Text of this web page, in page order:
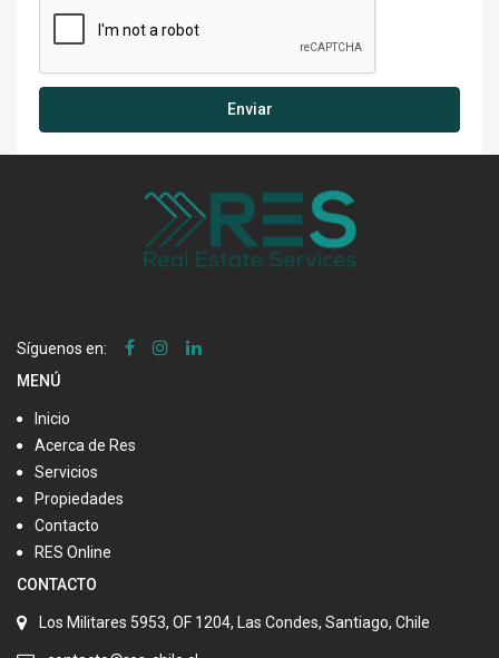
Enviar
Síguenos en:
MENÚ
Inicio
Acerca de Res
Servicios
Propiedades
Contacto
RES Online
CONTACTO
Los Militares 5953, OF 1204, Las Condes, Santiago, Chile